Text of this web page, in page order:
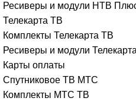
Ресиверы и модули НТВ
Телекарта ТВ
Комплекты Телекарта ТВ
Ресиверы и модули
Карты оплаты
Спутниковое ТВ МТС
Комплекты МТС ТВ